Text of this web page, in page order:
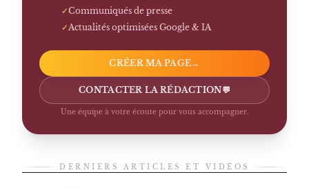
✓Communiqués de presse
✓ Actualités optimisées Google & IA
CRÉER MA PAGE→
CONTACTER LA RÉDACTION💬
Une équipe à votre écoute pour vous accompagner.
DERNIERS ARTICLES ET VIDÉOS